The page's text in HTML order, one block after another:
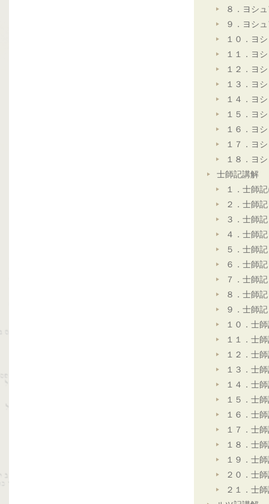
８．ヨシ
９．ヨシ
１０．ヨ
１１．ヨ
１２．ヨ
１３．ヨ
１４．ヨ
１５．ヨ
１６．ヨ
１７．ヨ
１８．ヨ
士師記講解
１．士師
２．士師
３．士師
４．士師
５．士師
６．士師
７．士師
８．士師
９．士師
１０．士
１１．士
１２．士
１３．士
１４．士
１５．士
１６．士
１７．士
１８．士
１９．士
２０．士
２１．士